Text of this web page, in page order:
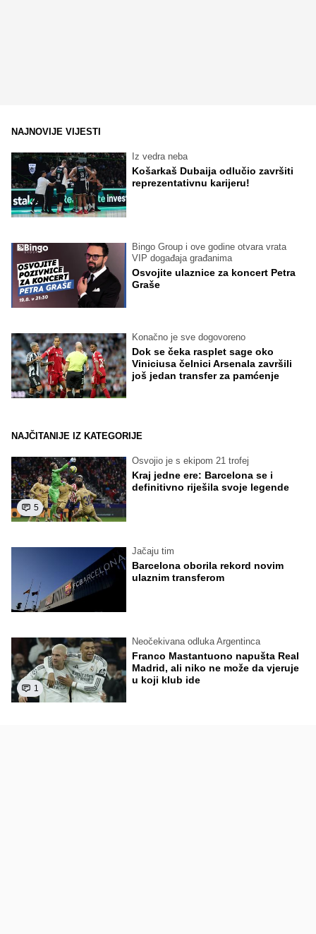
NAJNOVIJE VIJESTI
Iz vedra neba
Košarkaš Dubaija odlučio završiti
reprezentativnu karijeru!
Bingo Group i ove godine otvara vrata
VIP događaja građanima
Osvojite ulaznice za koncert Petra
Graše
Konačno je sve dogovoreno
Dok se čeka rasplet sage oko
Viniciusa čelnici Arsenala završili
još jedan transfer za pamćenje
NAJČITANIJE IZ KATEGORIJE
5
Osvojio je s ekipom 21 trofej
Kraj jedne ere: Barcelona se i
definitivno riješila svoje legende
Jačaju tim
Barcelona oborila rekord novim
ulaznim transferom
1
Neočekivana odluka Argentinca
Franco Mastantuono napušta Real
Madrid, ali niko ne može da vjeruje
u koji klub ide